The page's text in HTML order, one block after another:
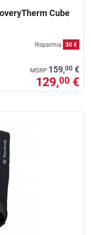
Cube
Risparmia 30 €
MSRP 159,00 €
129,00 €